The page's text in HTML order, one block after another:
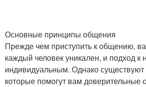
Основные принципы общения
Прежде чем приступить к общению,
каждый человек уникален, и подход
индивидуальным. Однако
которые помогут вам доверительные